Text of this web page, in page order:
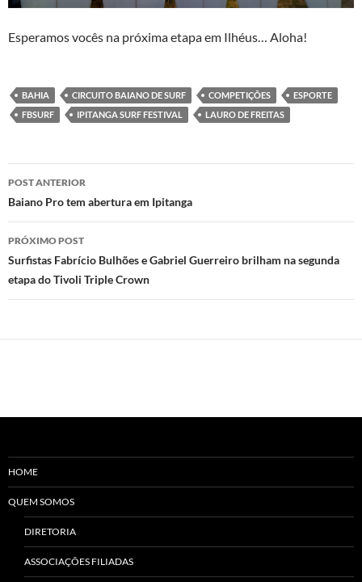
Esperamos vocês na próxima etapa em Ilhéus… Aloha!
BAHIA CIRCUITO BAIANO DE SURF COMPETIÇÕES
ESPORTE
FBSURF
IPITANGA SURF FESTIVAL LAURO DE FREITAS
Navegação
de
posts
POST ANTERIOR
Baiano Pro tem abertura em Ipitanga
PRÓXIMO POST
Surfistas Fabrício Bulhões e Gabriel Guerreiro brilham na segunda
etapa do Tivoli Triple Crown
HOME
QUEM SOMOS
DIRETORIA
ASSOCIAÇÕES FILIADAS